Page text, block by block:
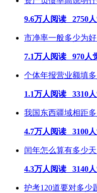
9.6万人阅读 2750
市净率一般多少为
7.1万人阅读 970人
个体年报营业额填
1.1万人阅读 3310
我国东西疆域相距
4.7万人阅读 3100
闰年怎么算有多少
4.3万人阅读 3140
护考120道要对多少